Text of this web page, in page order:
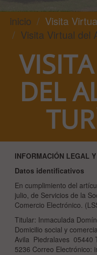
inicio
Visita
Visita Virtual del
DEL
INFORMACIÓN LEGAL
Datos identificativos
En cumplimiento del
julio, de Servicios de la
Comercio Electrónico.
Titular: Inmaculada
Domicilio social y
Avila Piedralaves 05440
5236 Correo Electrónico: